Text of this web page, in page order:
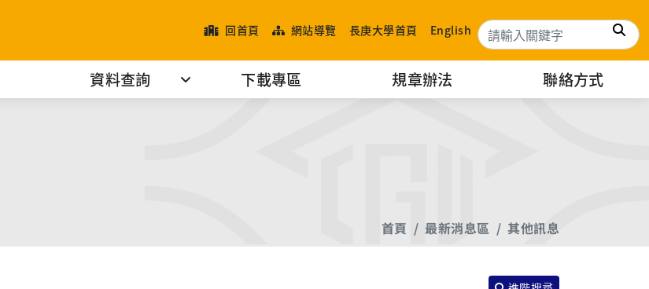
回首頁 網站導覽 長庚大學首頁 English 搜尋
資料查詢 下載專區 規章辦法 聯絡方式
首頁 最新消息區 其他訊息